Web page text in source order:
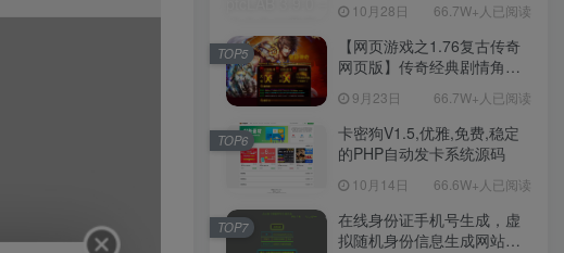
直冲网页后台-安卓苹果IOS
双端版本！
10月28日 66.7W+人已阅读
【网页游戏之1.76复古传奇
网页版】传奇经典剧情角色
扮演网页游戏-一键单机-打包
Win服务端源码视频架设教
程！
9月23日 66.7W+人已阅读
TOP5
卡密狗V1.5,优雅,免费,稳定
的PHP自动发卡系统源码
10月14日 66.6W+人已阅读
TOP6
在线身份证手机号生成，虚
拟随机身份信息生成网站源
TOP7